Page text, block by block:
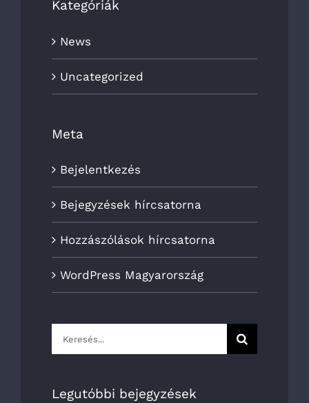
Kategóriák
News
Uncategorized
Meta
Bejelentkezés
Bejegyzések hírcsatorna
Hozzászólások hírcsatorna
WordPress Magyarország
Keresés...
Legutóbbi bejegyzések